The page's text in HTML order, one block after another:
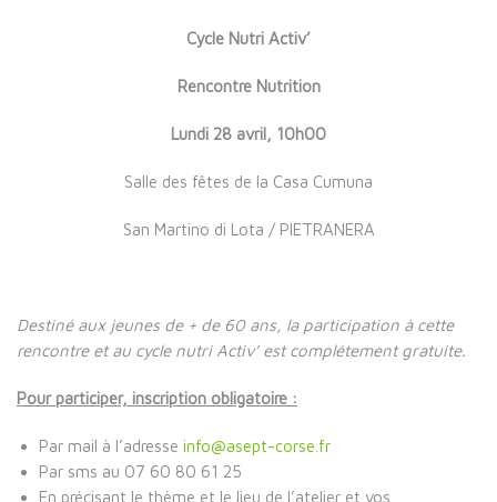
Cycle Nutri Activ’
Rencontre Nutrition
Lundi 28 avril, 10h00
Salle des fêtes de la Casa Cumuna
San Martino di Lota / PIETRANERA
Destiné aux jeunes de + de 60 ans, la participation à cette
rencontre et au cycle nutri Activ’ est complétement gratuite.
Pour participer, inscription obligatoire :
Par mail à l’adresse info@asept-corse.fr
Par sms au 07 60 80 61 25
En précisant le thème et le lieu de l’atelier et vos